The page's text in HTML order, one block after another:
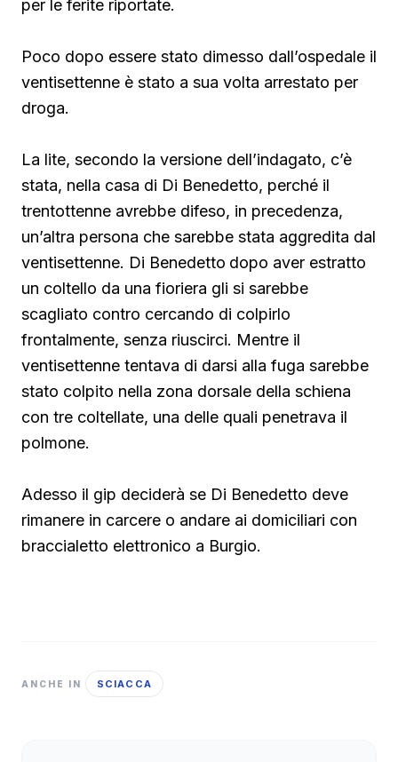
per le ferite riportate.
Poco dopo essere stato dimesso dall’ospedale il
ventisettenne è stato a sua volta arrestato per
droga.
La lite, secondo la versione dell’indagato, c’è
stata, nella casa di Di Benedetto, perché il
trentottenne avrebbe difeso, in precedenza,
un’altra persona che sarebbe stata aggredita dal
ventisettenne. Di Benedetto dopo aver estratto
un coltello da una fioriera gli si sarebbe
scagliato contro cercando di colpirlo
frontalmente, senza riuscirci. Mentre il
ventisettenne tentava di darsi alla fuga sarebbe
stato colpito nella zona dorsale della schiena
con tre coltellate, una delle quali penetrava il
polmone.
Adesso il gip deciderà se Di Benedetto deve
rimanere in carcere o andare ai domiciliari con
braccialetto elettronico a Burgio.
ANCHE IN SCIACCA